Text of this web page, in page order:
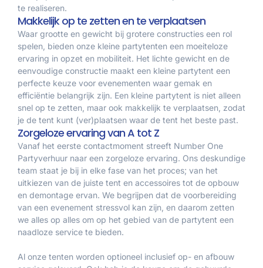
te realiseren.
Makkelijk op te zetten en te verplaatsen
Waar grootte en gewicht bij grotere constructies een rol
spelen, bieden onze kleine partytenten een moeiteloze
ervaring in opzet en mobiliteit. Het lichte gewicht en de
eenvoudige constructie maakt een kleine partytent een
perfecte keuze voor evenementen waar gemak en
efficiëntie belangrijk zijn. Een kleine partytent is niet alleen
snel op te zetten, maar ook makkelijk te verplaatsen, zodat
je de tent kunt (ver)plaatsen waar de tent het beste past.
Zorgeloze ervaring van A tot Z
Vanaf het eerste contactmoment streeft Number One
Partyverhuur naar een zorgeloze ervaring. Ons deskundige
team staat je bij in elke fase van het proces; van het
uitkiezen van de juiste tent en accessoires tot de opbouw
en demontage ervan. We begrijpen dat de voorbereiding
van een evenement stressvol kan zijn, en daarom zetten
we alles op alles om op het gebied van de partytent een
naadloze service te bieden.
Al onze tenten worden optioneel inclusief op- en afbouw